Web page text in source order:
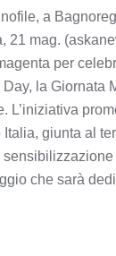
a
21 mag.
per
la Giornata
L’iniziativa
giunta al
che sarà